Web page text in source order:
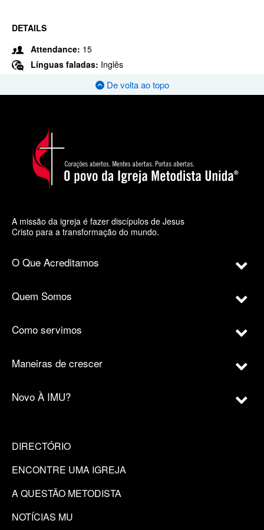
DETAILS
Attendance: 15
Línguas faladas: Inglês
De volta ao topo
A missão da igreja é fazer discípulos de Jesus
Cristo para a transformação do mundo.
O Que Acreditamos
Quem Somos
Como servimos
Maneiras de crescer
Novo À IMU?
DIRECTÓRIO
ENCONTRE UMA IGREJA
A QUESTÃO METODISTA
NOTÍCIAS MU